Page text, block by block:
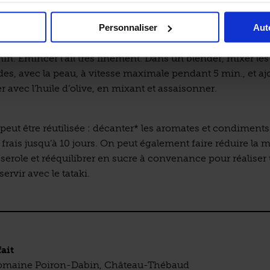
Personnaliser
torréfiées
les tailler en 2 dans la longueur et les faire cuire
Émincer l’ail très finement. Dans un blender, mixer
avec la peau, à vitesse maximale pendant 5 min., et
avec l’huile d’olive, en mixant et assaisonner.
être réutilisée : décanter* les aromates et
jusqu’à 10 jours. On peut également faire réduire la
et rééquilibrer en sucre à convenance pour réaliser
avec le tataki.
Poiron-Dabin, Château-Thébaud